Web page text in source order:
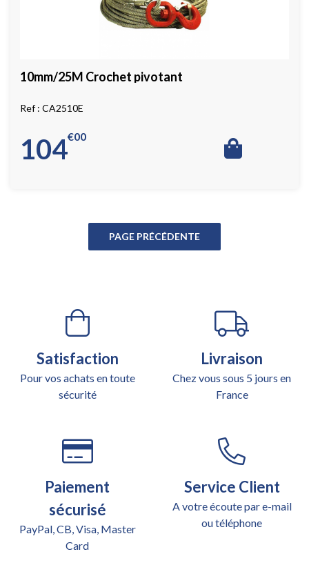
10mm/25M Crochet pivotant
CA2510E
104 00
€
Satisfaction
Pour vos achats en toute
sécurité
Livraison
Chez vous sous 5 jours en
France
Paiement
sécurisé
PayPal, CB, Visa, Master
Card
Service Client
A votre écoute par e-mail
ou téléphone